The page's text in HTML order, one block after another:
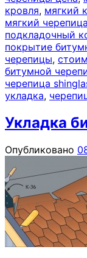
кровля, мягкий
мягкий
подкладочный
покрытие
черепицы,
битумной
черепица
укладка,
Укладка
Опубликовано